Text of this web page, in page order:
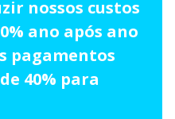
até a
contrato.
foi
reduzir
em mais de